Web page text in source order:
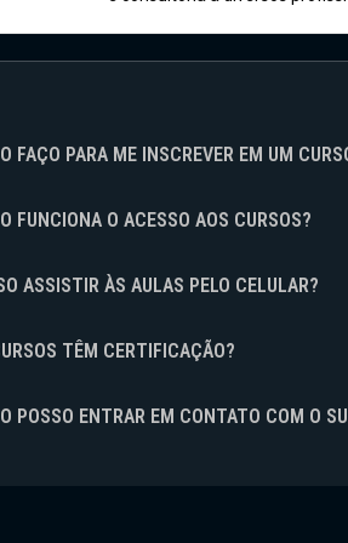
FAÇO PARA ME INSCREVER EM UM
FUNCIONA O ACESSO AOS CURSOS?
ASSISTIR ÀS AULAS PELO CELULAR?
TÊM CERTIFICAÇÃO?
POSSO ENTRAR EM CONTATO COM O